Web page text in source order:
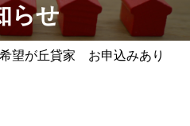
らせ
望が丘貸家 お申込みあり